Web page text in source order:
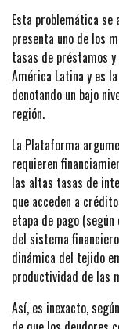
Esta problemática se
presenta uno de los
tasas de préstamos
América Latina y es
denotando un bajo
región.
La Plataforma
requieren
las altas tasas de
que acceden a
etapa de pago
del sistema
dinámica del tejido
productividad de las
Así, es inexacto,